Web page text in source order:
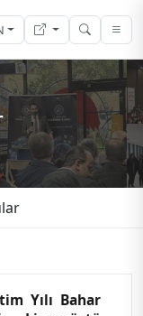
Yılı Bahar